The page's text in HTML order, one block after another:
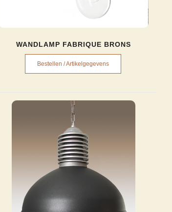
WANDLAMP FABRIQUE BRONS
Bestellen / Artikelgegevens